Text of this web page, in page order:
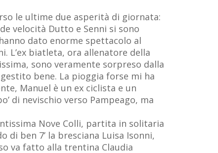
le ultime due asperità di giornata:
velocità Dutto e Senni si sono
dato enorme spettacolo al
L’ex biatleta, ora allenatore della
sono veramente sorpreso dalla
bene. La pioggia forse mi ha
Manuel è un ex ciclista e un
di nevischio verso Pampeago, ma
Nove Colli, partita in solitaria
ben 7’ la bresciana Luisa Isonni,
va fatto alla trentina Claudia